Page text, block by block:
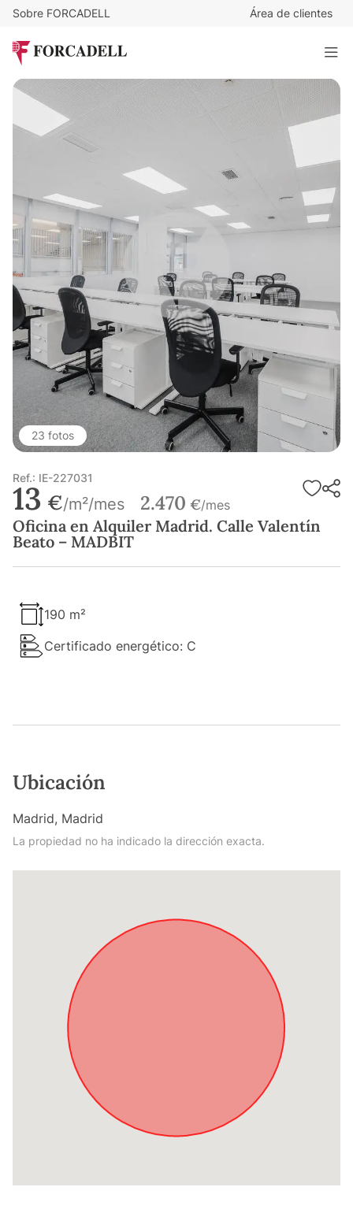
Sobre FORCADELL Área de clientes
Oficina en Alquiler Madrid. Calle Valentín Beato – MADBIT
190 m²
23 fotos
Ref.: IE-227031
13 €/m²/mes 2.470 €/mes
Oficina en Alquiler Madrid. Calle Valentín
Beato – MADBIT
190 m²
Certificado energético: C
Ubicación
Madrid, Madrid
La propiedad no ha indicado la dirección exacta.